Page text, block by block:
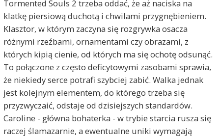
Tormented Souls 2 trzeba oddać, że aż naciska na
klatkę piersiową duchotą i chwilami przygnębieniem.
Klasztor, w którym zaczyna się rozgrywka osacza
różnymi rzeźbami, ornamentami czy obrazami, z
których kipią cienie, od których ma się ochotę odsunąć.
To połączone z często deficytowymi zasobami sprawia,
że niekiedy serce potrafi szybciej zabić. Walka jednak
jest kolejnym elementem, do którego trzeba się
przyzwyczaić, odstaje od dzisiejszych standardów.
Caroline - główna bohaterka - w trybie starcia rusza się
raczej ślamazarnie, a ewentualne uniki wymagają